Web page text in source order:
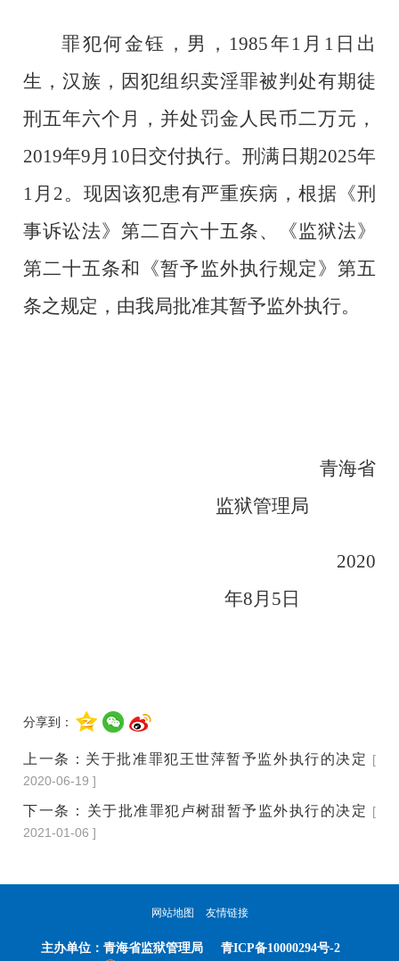
罪犯何金钰 ，男， 1985年 1 月 1 日 出
生 ，汉族，因犯组织卖淫罪被判处有期徒
刑五年六个月
，并处罚金人民币二万元，
2019年9月10日交付执行。刑满日期2025年
1月2。 现因该犯患有严重疾病，根据《刑
事诉讼法》第二百六十五条、《监狱法》
第二十五条和
《暂予监外执行规定》第五
条之规定， 由我局批准其暂予监外执行。
青海省
监狱管理局
2020
年8 月 5 日
分享到：
上一条： 关于批准罪犯王世萍暂予监外执行的决定 [
2020-06-19 ]
下一条： ​关于批准罪犯卢树甜暂予监外执行的决定 [
2021-01-06 ]
网站地图 友情链接
主办单位： 青海省监狱管理局 青ICP备10000294号-2